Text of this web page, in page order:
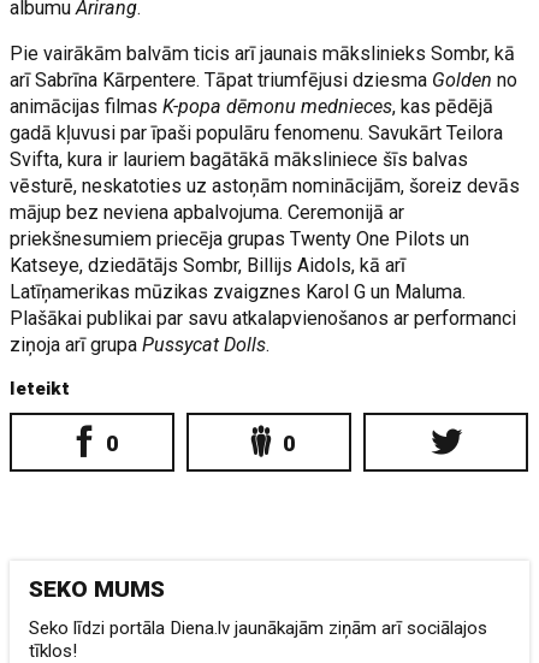
albumuArirang.
Pie vairākām balvām ticis arī jaunais mākslinieks Sombr, kā
arī Sabrīna Kārpentere. Tāpat triumfējusi dziesma Goldenno
animācijas filmasK-popa dēmonu mednieces, kas pēdējā
gadā kļuvusi par īpaši populāru fenomenu. Savukārt Teilora
Svifta, kura ir lauriem bagātākā māksliniece šīs balvas
vēsturē, neskatoties uz astoņām nominācijām, šoreiz devās
mājup bez neviena apbalvojuma. Ceremonijā ar
priekšnesumiem priecēja grupas Twenty One Pilots un
Katseye, dziedātājs Sombr, Billijs Aidols, kā arī
Latīņamerikas mūzikas zvaigznes Karol G un Maluma.
Plašākai publikai par savu atkalapvienošanos ar performanci
ziņoja arī grupaPussycat Dolls.
Ieteikt
0 0
SEKO MUMS
Seko līdzi portāla Diena.lv jaunākajām ziņām arī sociālajos
tīklos!